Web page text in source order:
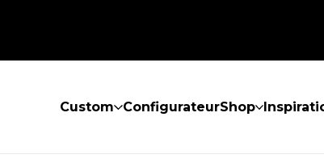
Custom ConfigurateurShop